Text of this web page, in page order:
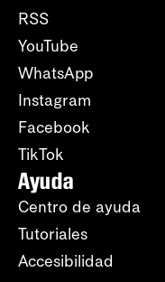
RSS
YouTube
WhatsApp
Instagram
Facebook
TikTok
Ayuda
Centro de ayuda
Tutoriales
Accesibilidad